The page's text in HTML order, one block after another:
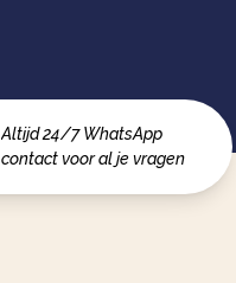
Altijd 24/7 WhatsApp
contact voor al je vragen